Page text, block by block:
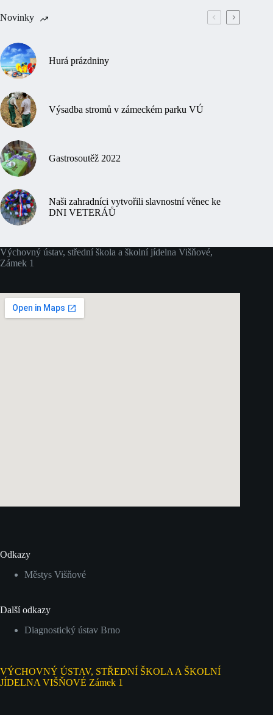
Novinky
Hurá prázdniny
Výsadba stromů v zámeckém parku VÚ
Gastrosoutěž 2022
Naši zahradníci vytvořili slavnostní věnec ke
DNI VETERÁŮ
Výchovný ústav, střední škola a školní jídelna Višňové,
Zámek 1
Odkazy
Městys Višňové
Další odkazy
Diagnostický ústav Brno
VÝCHOVNÝ ÚSTAV, STŘEDNÍ ŠKOLA A ŠKOLNÍ
JÍDELNA VIŠŇOVÉ Zámek 1